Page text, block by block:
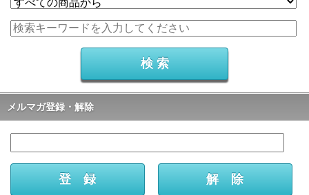
メルマガ登録・解除